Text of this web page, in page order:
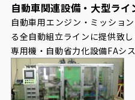
自動車関連設備・大型ライ
自動車用エンジン・ミッショ
る全自動組立ラインに提供致し
専用機・自動省力化設備FAシ